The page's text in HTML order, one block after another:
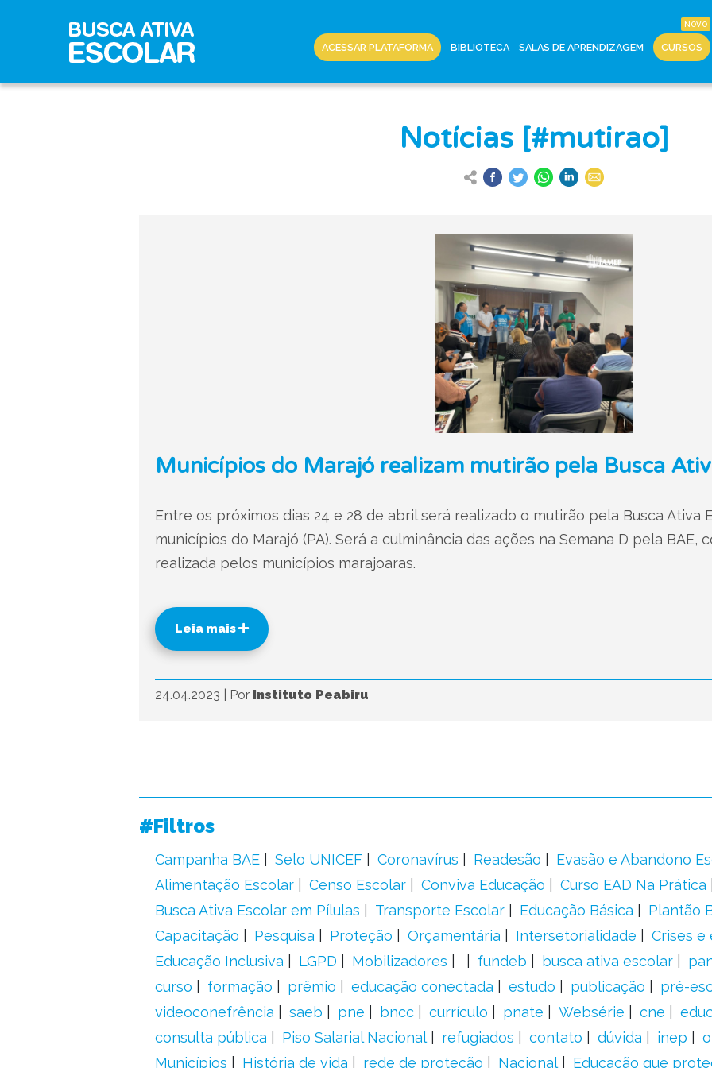
ACESSAR PLATAFORMA BIBLIOTECA SALAS DE APRENDIZAGEM CURSOS
Notícias [#mutirao]
Municípios do Marajó realizam mutirão pela Busca
Entre os próximos dias 24 e 28 de abril será realizado o mutirão pela Busca Ativa
municípios do Marajó (PA). Será a culminância das ações na Semana D pela BAE,
realizada pelos municípios marajoaras.
Leia mais
24.04.2023 Por Instituto Peabiru
#Filtros
Campanha BAE Selo UNICEF Coronavírus Readesão
Evasão e Abandono
Alimentação Escolar
Censo Escolar Conviva Educação
Curso EAD Na Prática
Busca Ativa Escolar em Pílulas
Transporte Escolar Educação Básica
Plantão
Capacitação
Pesquisa Proteção Orçamentária Intersetorialidade
Crises e
Educação Inclusiva
LGPD Mobilizadores fundeb busca ativa escolar
curso
formação prêmio educação conectada estudo publicação
pré-
videoconefrência
saeb pne bncc currículo pnate Websérie cne
consulta pública
Piso Salarial Nacional refugiados contato dúvida inep
Municípios
História de vida rede de proteção Nacional Educação que